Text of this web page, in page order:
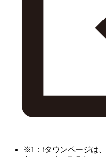
※1：iタウンページは